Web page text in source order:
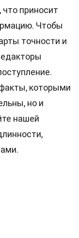
что приносит
Чтобы
точности и
которыми
но и
нашей